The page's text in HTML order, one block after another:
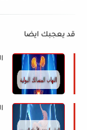
قد يعجبك ايضا